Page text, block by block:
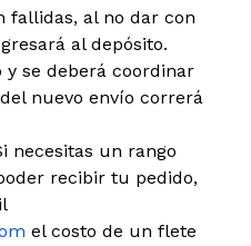
fallidas, al no dar con
al depósito.
se deberá coordinar
nuevo envío correrá
necesitas un rango
recibir tu pedido,
el costo de un flete